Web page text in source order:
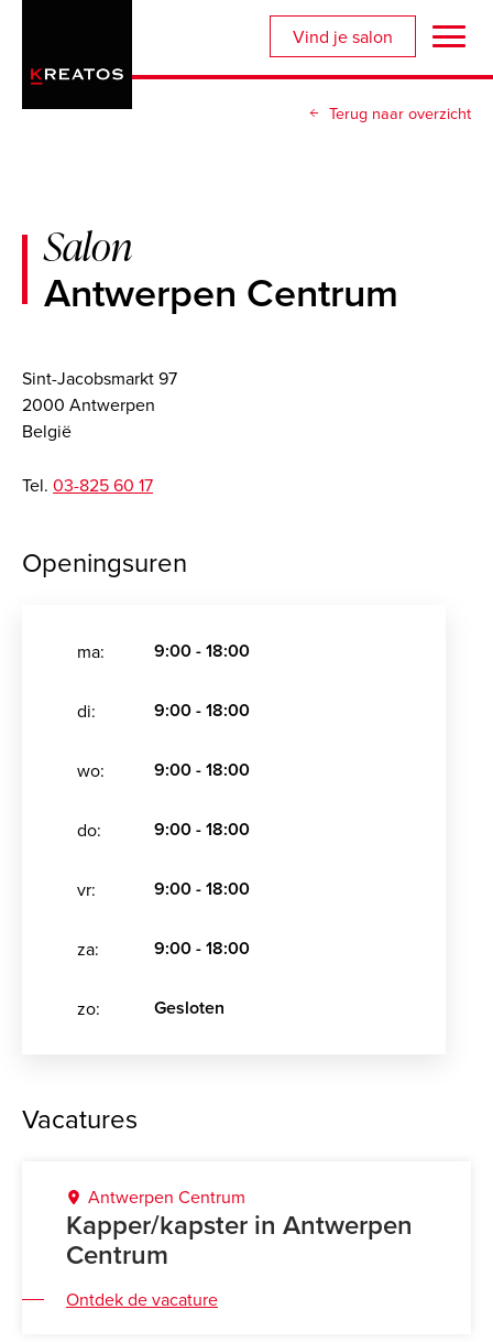
naar
Vind je salon
Terug naar overzicht
Salon
Antwerpen Centrum
Sint-Jacobsmarkt 97
2000 Antwerpen
België
Tel. 03-825 60 17
Openingsuren
ma: 9:00 - 18:00
di: 9:00 - 18:00
wo: 9:00 - 18:00
do: 9:00 - 18:00
vr: 9:00 - 18:00
za: 9:00 - 18:00
zo: Gesloten
Vacatures
Antwerpen Centrum
Kapper/kapster in Antwerpen
Centrum
Ontdek de vacature